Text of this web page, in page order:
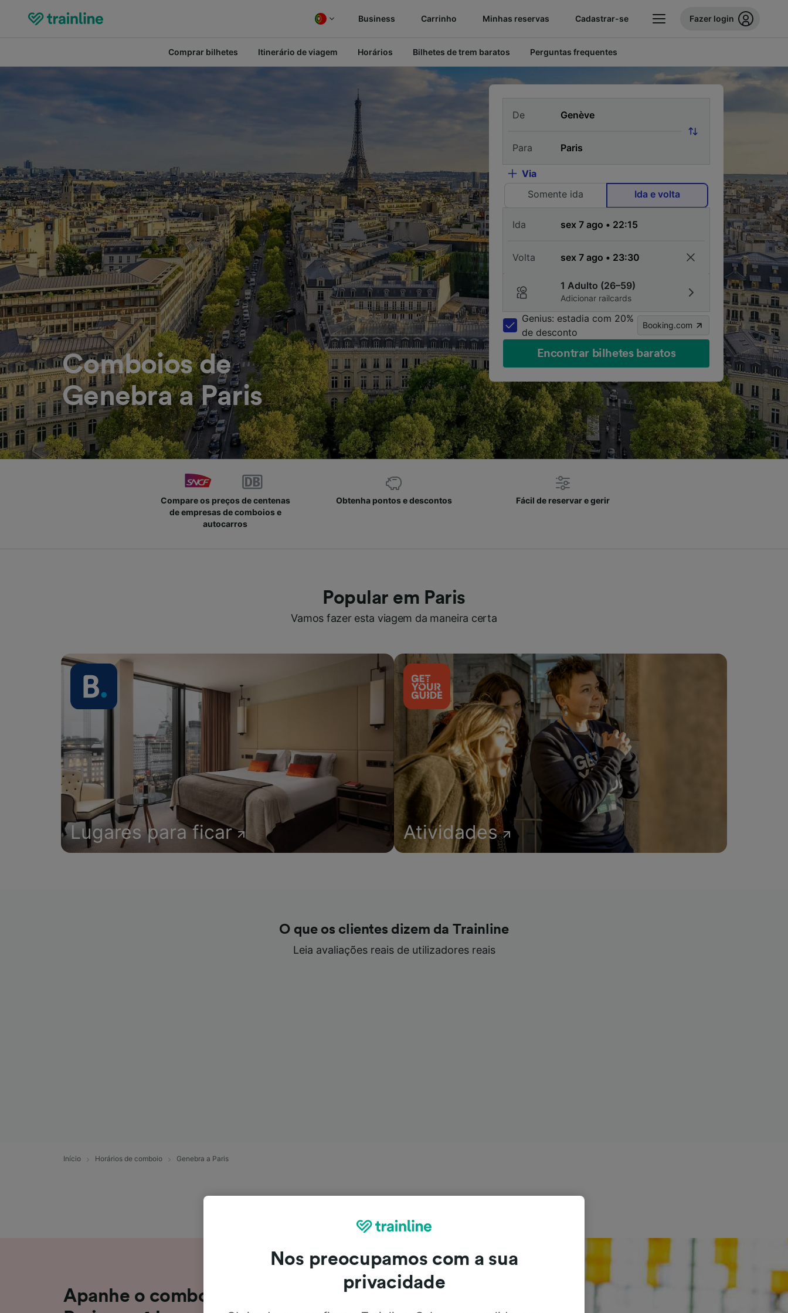
Business Carrinho Minhas reservas Cadastrar-se Fazer login
Comprar bilhetes Itinerário de viagem Horários Bilhetes de trem baratos Perguntas frequentes
Comboios de
Genebra a Paris
De
Para
Via
Somente ida
Ida e volta
Ida
Volta
1 Adulto (26–59)
Adicionar railcards
Genius: estadia com 20%
de desconto
Booking.com
Encontrar bilhetes baratos
Compare os preços de centenas
de empresas de comboios e
autocarros
Obtenha pontos e descontos Fácil de reservar e gerir
Popular em Paris
Vamos fazer esta viagem da maneira certa
Lugares para ficar Atividades
O que os clientes dizem da Trainline
Leia avaliações reais de utilizadores reais
Início Horários de comboio Genebra a Paris
Apanhe o comboio de Genebra para
Nos preocupamos com a sua
privacidade